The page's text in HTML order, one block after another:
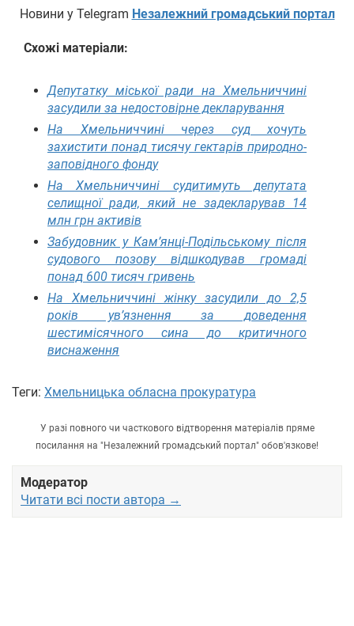
Новини у Telegram Незалежний громадський портал
Схожі матеріали:
Депутатку міської ради на Хмельниччині
засудили за недостовірне декларування
На Хмельниччині через суд хочуть
захистити понад тисячу гектарів природно-
заповідного фонду
На Хмельниччині судитимуть депутата
селищної ради, який не задекларував 14
млн грн активів
Забудовник у Кам’янці-Подільському після
судового позову відшкодував громаді
понад 600 тисяч гривень
На Хмельниччині жінку засудили до 2,5
років ув’язнення за доведення
шестимісячного сина до критичного
виснаження
Теги: Хмельницька обласна прокуратура
У разі повного чи часткового відтворення матеріалів пряме
посилання на "Незалежний громадський портал" обов'язкове!
Модератор
Читати всі пости автора →